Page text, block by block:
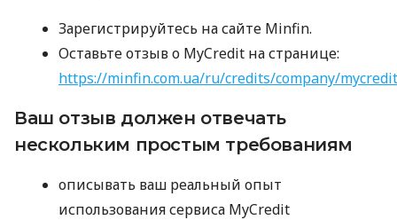
Зарегистрируйтесь на сайте Minfin.
Оставьте отзыв о MyCredit на странице:
https://minfin.com.ua/ru/credits/company/
Ваш отзыв должен отвечать
нескольким простым требованиям
описывать ваш реальный опыт
использования сервиса MyCredit